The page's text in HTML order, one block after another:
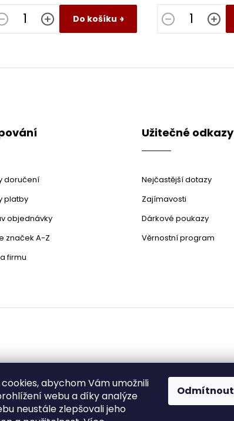
abychom Vám umožnili
webu a díky analýze
neustále zlepšovali jeho
Odmítnout
Do košíku
v
í
doručení
platby
objednávky
značek A-Z
firmu
Užitečné odkazy
Nejčastější dotazy
Zajímavosti
Dárkové poukazy
Věrnostní program
Upravit nastavení cookies